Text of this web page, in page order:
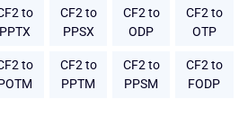
to
PPTX
CF2 to
PPSX
CF2 to
ODP
CF2 to
OTP
to
CF2 to
PPTM
CF2 to
PPSM
CF2 to
FODP